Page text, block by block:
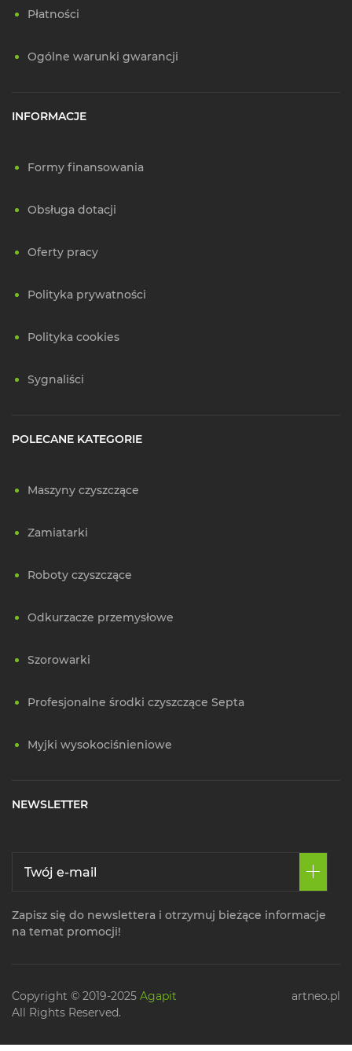
Płatności
Ogólne warunki gwarancji
INFORMACJE
Formy finansowania
Obsługa dotacji
Oferty pracy
Polityka prywatności
Polityka cookies
Sygnaliści
POLECANE KATEGORIE
Maszyny czyszczące
Zamiatarki
Roboty czyszczące
Odkurzacze przemysłowe
Szorowarki
Profesjonalne środki czyszczące Septa
Myjki wysokociśnieniowe
NEWSLETTER
Zapisz się do newslettera i otrzymuj bieżące informacje
na temat promocji!
Copyright © 2019-2025 Agapit
All Rights Reserved.
artneo.pl